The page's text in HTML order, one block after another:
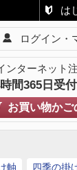
は
ログイン・
ンターネット
間365日受
お買い物かご
軸 四季の掛